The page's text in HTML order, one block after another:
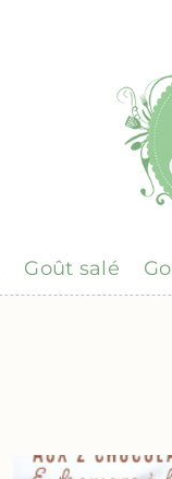
Goût salé